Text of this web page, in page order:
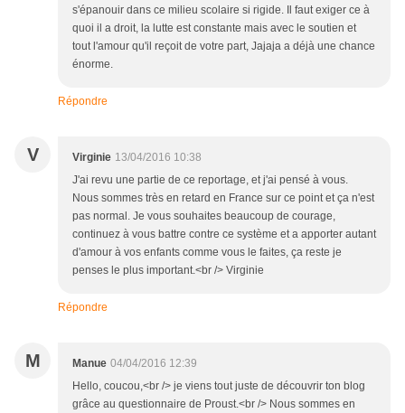
s'épanouir dans ce milieu scolaire si rigide. Il faut exiger ce à
quoi il a droit, la lutte est constante mais avec le soutien et
tout l'amour qu'il reçoit de votre part, Jajaja a déjà une chance
énorme.
Répondre
V Virginie 13/04/2016 10:38
J'ai revu une partie de ce reportage, et j'ai pensé à vous.
Nous sommes très en retard en France sur ce point et ça n'est
pas normal. Je vous souhaites beaucoup de courage,
continuez à vous battre contre ce système et a apporter autant
d'amour à vos enfants comme vous le faites, ça reste je
penses le plus important.<br /> Virginie
Répondre
M Manue 04/04/2016 12:39
Hello, coucou,<br /> je viens tout juste de découvrir ton blog
grâce au questionnaire de Proust.<br /> Nous sommes en